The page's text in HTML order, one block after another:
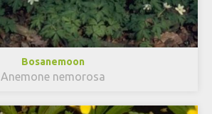
Bosanemoon
Anemone nemorosa